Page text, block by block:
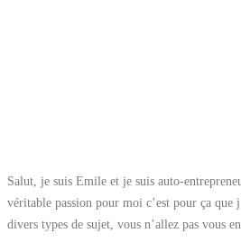
Salut, je suis Emile et je suis auto-
véritable passion pour moi c’est pour ça que
divers types de sujet, vous n’allez pas vous